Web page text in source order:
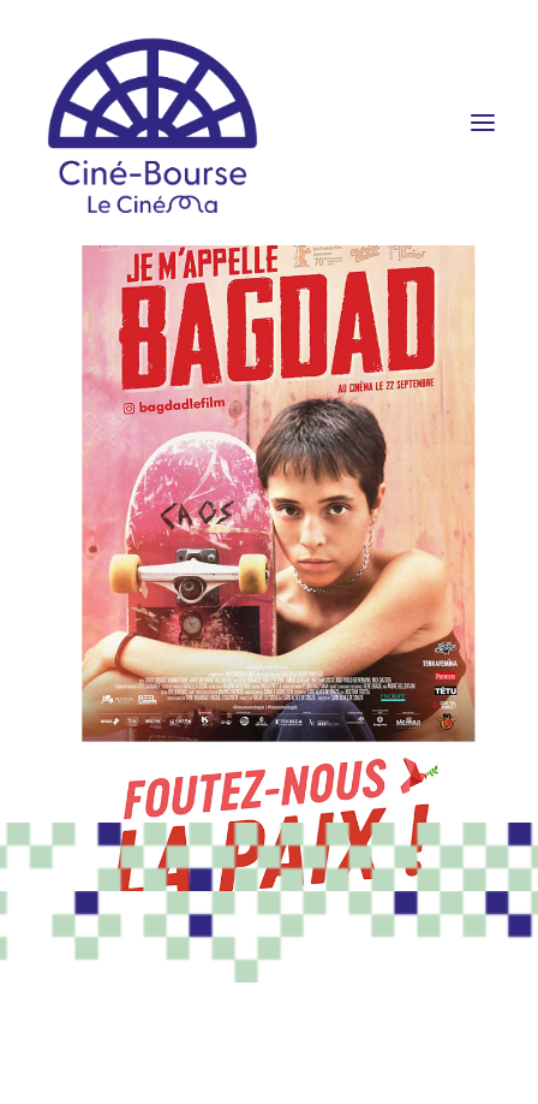
FILMS ET HORAIRES
ÉVÉNEMENTS
SCOLAIRES
PRATIQUE
RÉSERVATION
PROGRAMME